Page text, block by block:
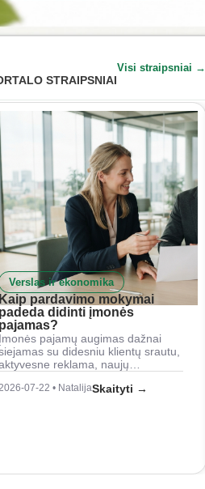
STRAIPSNIAI
Visi straipsniai →
Verslas ir ekonomika
pardavimo mokymai
didinti įmonės
pajamų augimas dažnai
su didesniu klientų srautu,
reklama, naujų…
07-22 • NatalijaSkaityti →